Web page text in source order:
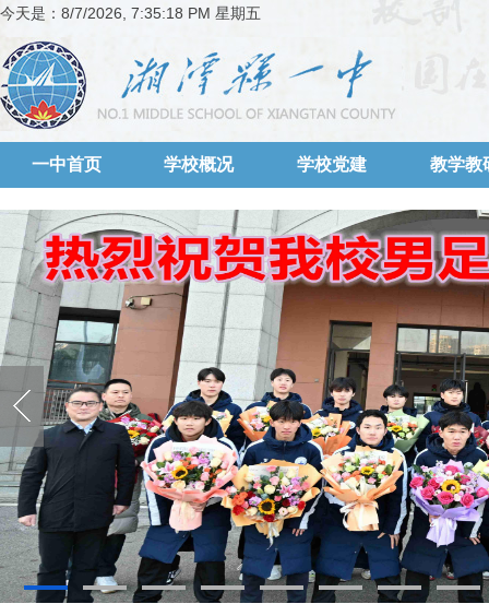
今天是： 8/7/2026, 7:35:18 PM 星期五
一中首页 学校概况 学校党建 教学教